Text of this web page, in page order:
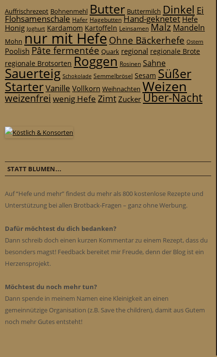
Auffrischrezept Bohnenmehl Butter Buttermilch Dinkel Ei
Flohsamenschale Hafer Hagebutten Hand-geknetet Hefe
Honig Joghurt Kardamom Kartoffeln Leinsamen Malz Mandeln
Mohn nur mit Hefe Ohne Bäckerhefe Ostern
Poolish Pâte fermentée Quark regional regionale Brote
regionale Brotsorten Roggen Rosinen Sahne
Sauerteig Schokolade Semmelbrösel Sesam Süßer
StarterVanille Vollkorn Weihnachten Weizen
weizenfrei wenig Hefe ZimtZuckerÜber-Nacht
STATT BLUMEN…
Auf “Hefe und mehr” findest du mehr als 800 kostenlose Rezepte und
Unterstützung bei allen Brotback-Fragen – ganz ohne Werbung.
Dafür möchtest du dich bedanken?
Dann schreib doch einen kurzen Kommentar zu einem Rezept, dass du
besonders magst! Feedback bereitet mir Freude, denn der Blog ist ein
Herzensprojekt.
Möchtest du noch mehr tun?
Dann spende in meinem Namen eine Kleinigkeit an einen
gemeinnützige Organisation (z.B. Save the children), damit aus Gutem
noch mehr Gutes entsteht!